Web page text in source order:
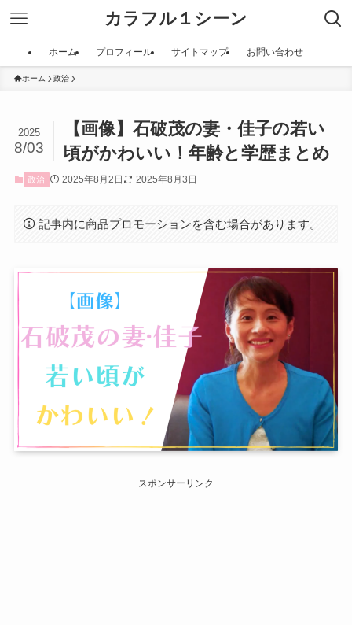
カラフル１シーン
ホーム プロフィール サイトマップ お問い合わせ
ホーム 政治
【画像】石破茂の妻・佳子の若い
頃がかわいい！年齢と学歴まとめ
2025
8/03
政治 2025年8月2日 2025年8月3日
記事内に商品プロモーションを含む場合があります。
スポンサーリンク